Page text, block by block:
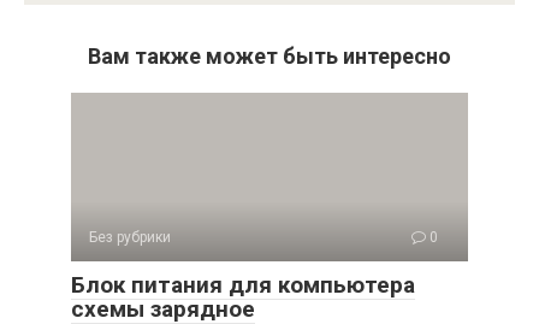
Вам также может быть интересно
Без рубрики 0
Блок питания для компьютера
схемы зарядное